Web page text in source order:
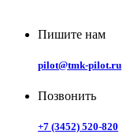
Пишите нам
pilot@tmk-pilot.ru
Позвонить
+7 (3452) 520-820